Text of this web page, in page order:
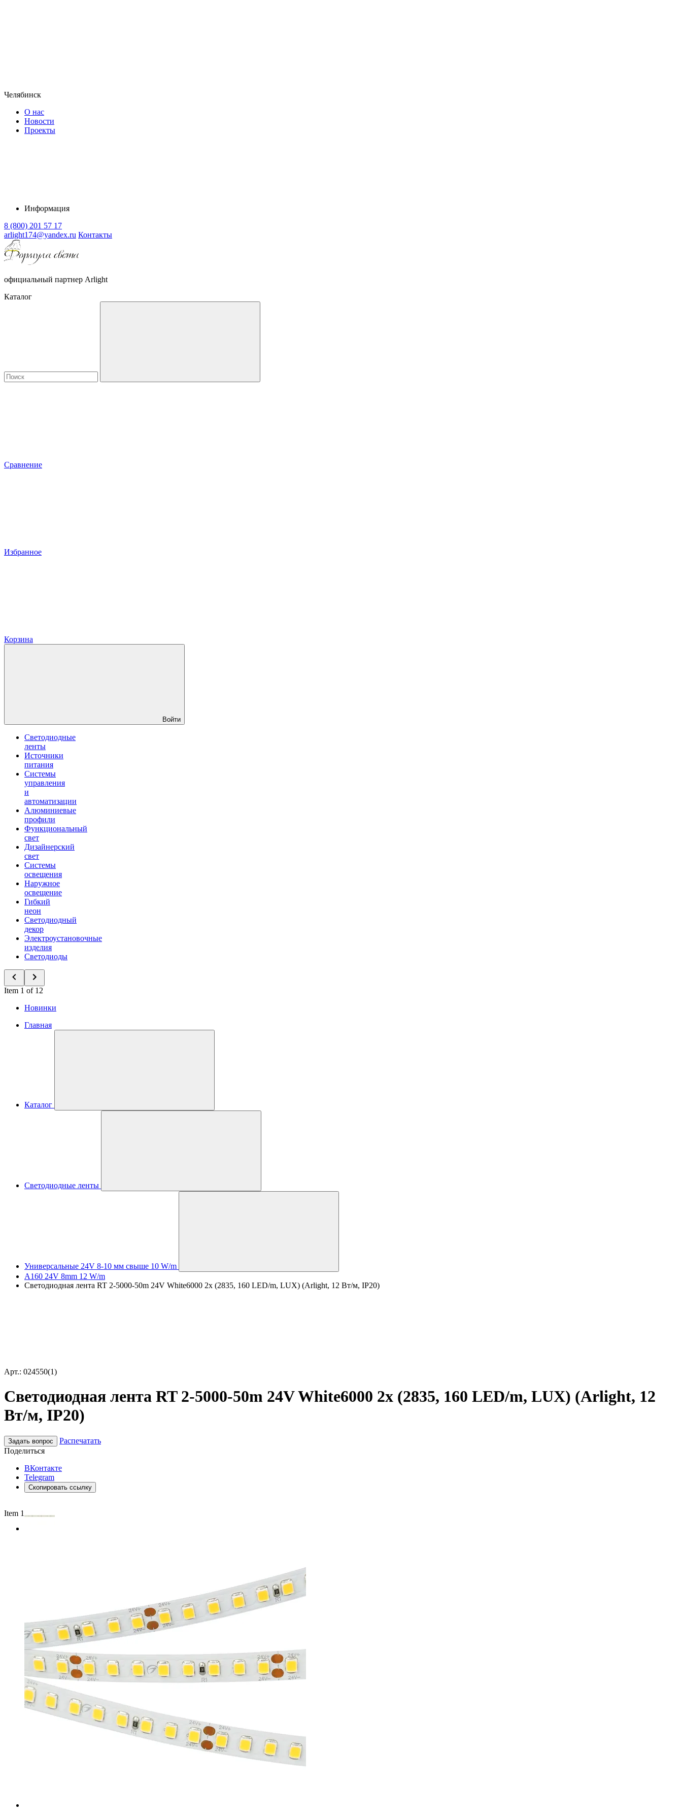
Челябинск
О нас
Новости
Проекты
Информация
8 (800) 201 57 17
arlight174@yandex.ru Контакты
официальный партнер Arlight
Каталог
Сравнение
Избранное
Корзина
Войти
Светодиодные
ленты
Источники
питания
Системы
управления
и
автоматизации
Алюминиевые
профили
Функциональный
свет
Дизайнерский
свет
Системы
освещения
Наружное
освещение
Гибкий
неон
Светодиодный
декор
Электроустановочные
изделия
Светодиоды
Item 1 of 12
Новинки
Главная
Каталог
Светодиодные ленты
Универсальные 24V 8-10 мм свыше 10 W/m
A160 24V 8mm 12 W/m
Светодиодная лента RT 2-5000-50m 24V White6000 2x (2835, 160 LED/m, LUX) (Arlight, 12 Вт/м, IP20)
Арт.: 024550(1)
Светодиодная лента RT 2-5000-50m 24V White6000 2x (2835, 160 LED/m, LUX) (Arlight, 12
Вт/м, IP20)
Задать вопрос
Распечатать
Поделиться
ВКонтакте
Telegram
Скопировать ссылку
Item 1 of 2